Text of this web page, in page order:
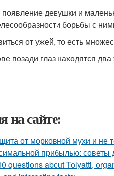
девушки и
борьбы с
от ужей, то есть
позади глаз находятся
на сайте:
от морковной мухи и не
прибылью:
questions about Tolyatti,